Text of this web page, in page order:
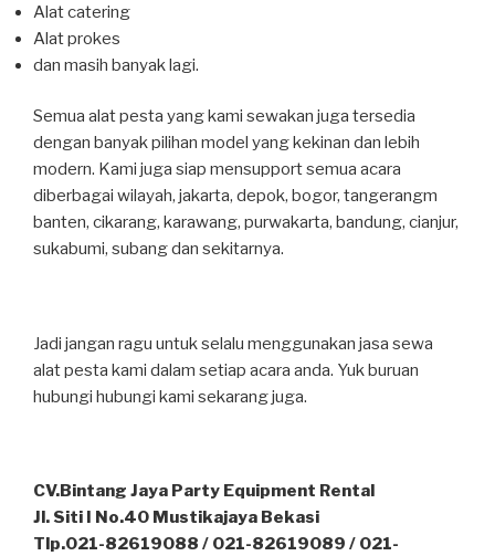
Alat catering
Alat prokes
dan masih banyak lagi.
Semua alat pesta yang kami sewakan juga tersedia
dengan banyak pilihan model yang kekinan dan lebih
modern. Kami juga siap mensupport semua acara
diberbagai wilayah, jakarta, depok, bogor, tangerangm
banten, cikarang, karawang, purwakarta, bandung, cianjur,
sukabumi, subang dan sekitarnya.
Jadi jangan ragu untuk selalu menggunakan jasa sewa
alat pesta kami dalam setiap acara anda. Yuk buruan
hubungi hubungi kami sekarang juga.
CV.Bintang Jaya Party Equipment Rental
Jl. Siti I No.40 Mustikajaya Bekasi
Tlp.021-82619088 / 021-82619089 / 021-